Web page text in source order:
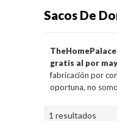
Sacos De
gratis al por
fabricación por
oportuna, no
1 resultados